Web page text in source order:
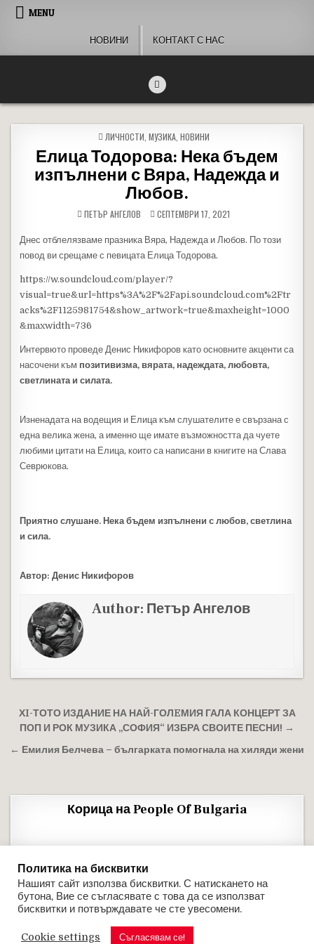
Skip to content
MENU
НОВИНИ КОНТАКТ С НАС
POSTED IN
ЛИЧНОСТИ МУЗИКА, НОВИНИ
Елица Тодорова: Нека бъдем
изпълнени с Вяра, Надежда и
Любов.
ПЕТЪР АНГЕЛОВ СЕПТЕМВРИ 17, 2021
Днес отблелязваме празника Вяра, Надежда и Любов. По този
повод ви срещаме с певицата Елица Тодорова.
https://w.soundcloud.com/player/?
visual=true&url=https%3A%2F%2Fapi.soundcloud.com%2Ftr
acks%2F1125981754&show_artwork=true&maxheight=1000
&maxwidth=736
Интервюто проведе Денис Никифоров като основните акценти са
насочени към позитивизма, вярата, надеждата, любовта,
светлината и силата.
Изненадата на водещия и Елица към слушателите е свързана с
една велика жена, а именно ще имате възможността да чуете
любими цитати на Елица, които са написани в книгите на Слава
Севрюкова.
Приятно слушане. Нека бъдем изпълнени с любов, светлина
и сила.
Автор: Денис Никифоров
Author: Петър Ангелов
Навигация
ХI-ТОТО ИЗДАНИЕ НА НАЙ-ГОЛEМИЯ ГАЛА КОНЦЕРТ ЗА
ПОП И РОК МУЗИКА „СОФИЯ“ ИЗБРА СВОИТЕ ПЕСНИ! →
← Емилия Белчева – българката помогнала на хиляди жени
Корица на People Of Bulgaria
PEOPLE OF BULGARIA
Политика на бисквитки
Нашият сайт използва бисквитки. С натискането на
бутона, Вие се съгласявате с това да се използват
бисквитки и потвърждавате че сте увесомени.
Cookie settings Съгласявам се!